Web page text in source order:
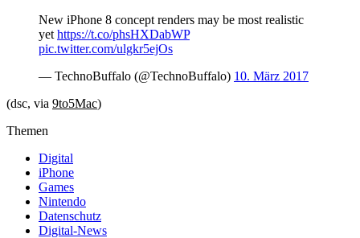
New iPhone 8 concept renders may be most realistic
yet https://t.co/phsHXDabWP
pic.twitter.com/ulgkr5ejOs
— TechnoBuffalo (@TechnoBuffalo) 10. März 2017
(dsc, via 9to5Mac)
Themen
Digital
iPhone
Games
Nintendo
Datenschutz
Digital-News